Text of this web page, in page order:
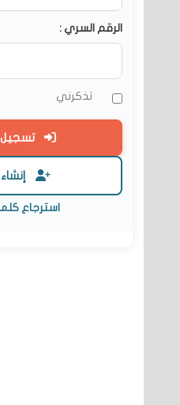
الرقم السري :
تذكرني
تسجيل
استرجاع